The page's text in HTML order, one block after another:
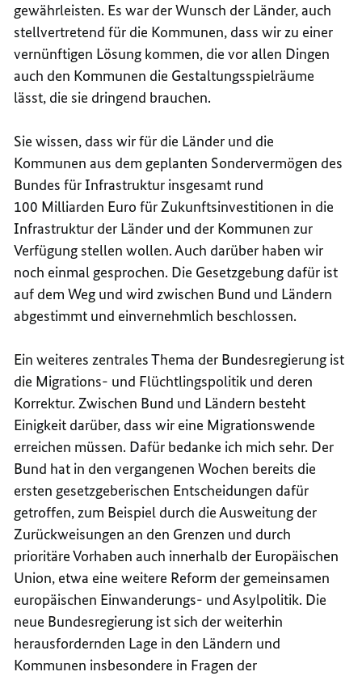
gewährleisten. Es war der Wunsch der Länder, auch
stellvertretend für die Kommunen, dass wir zu einer
vernünftigen Lösung kommen, die vor allen Dingen
auch den Kommunen die Gestaltungsspielräume
lässt, die sie dringend brauchen.
Sie wissen, dass wir für die Länder und die
Kommunen aus dem geplanten Sondervermögen des
Bundes für Infrastruktur insgesamt rund
100 Milliarden Euro für Zukunftsinvestitionen in die
Infrastruktur der Länder und der Kommunen zur
Verfügung stellen wollen. Auch darüber haben wir
noch einmal gesprochen. Die Gesetzgebung dafür ist
auf dem Weg und wird zwischen Bund und Ländern
abgestimmt und einvernehmlich beschlossen.
Ein weiteres zentrales Thema der Bundesregierung ist
die Migrations- und Flüchtlingspolitik und deren
Korrektur. Zwischen Bund und Ländern besteht
Einigkeit darüber, dass wir eine Migrationswende
erreichen müssen. Dafür bedanke ich mich sehr. Der
Bund hat in den vergangenen Wochen bereits die
ersten gesetzgeberischen Entscheidungen dafür
getroffen, zum Beispiel durch die Ausweitung der
Zurückweisungen an den Grenzen und durch
prioritäre Vorhaben auch innerhalb der Europäischen
Union, etwa eine weitere Reform der gemeinsamen
europäischen Einwanderungs- und Asylpolitik. Die
neue Bundesregierung ist sich der weiterhin
herausfordernden Lage in den Ländern und
Kommunen insbesondere in Fragen der